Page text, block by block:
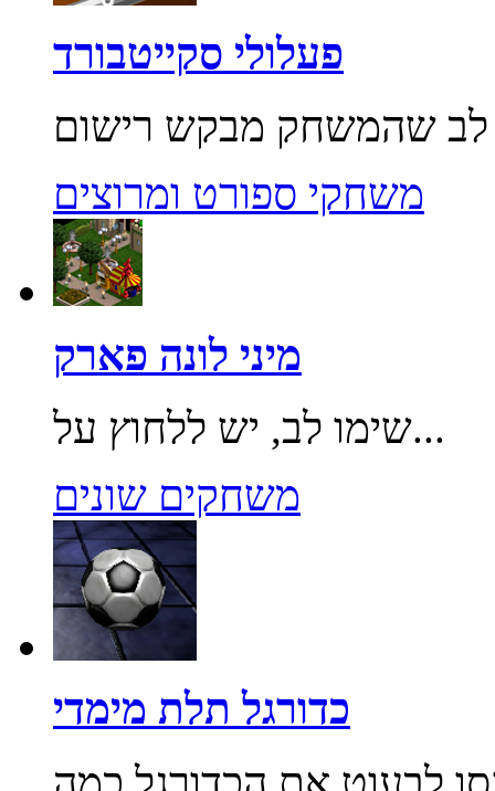
פעלולי סקייטבורד
משחקי ספורט ומרוצים
מיני לונה פארק
שימו לב, יש ללחוץ על...
משחקים שונים
כדורגל תלת מימדי